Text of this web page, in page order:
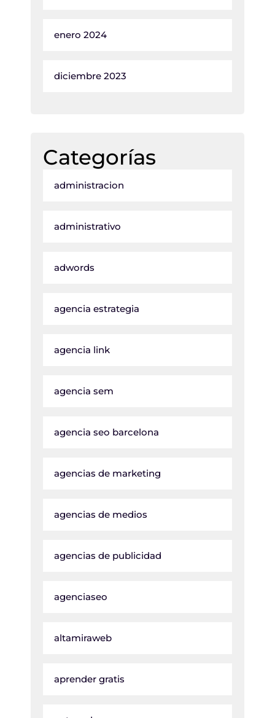
enero 2024
diciembre 2023
Categorías
administracion
administrativo
adwords
agencia estrategia
agencia link
agencia sem
agencia seo barcelona
agencias de marketing
agencias de medios
agencias de publicidad
agenciaseo
altamiraweb
aprender gratis